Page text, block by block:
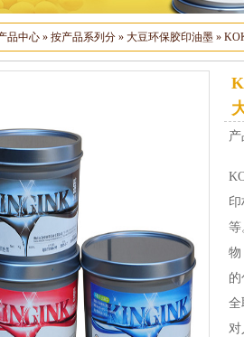
品中心 » 按产品系列分 » 大豆环保胶印油墨 »
等
物
全
对